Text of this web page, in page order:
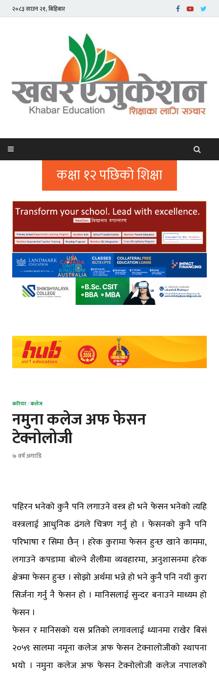
२०८३ साउन २१, बिहिबार
कक्षा १२ पछिको शिक्षा
करियर/कलेज
नमुना कलेज अफ फेसन
टेक्नोलोजी
७ वर्ष अगाडि
पहिरन भनेको कुनै पनि लगाउने वस्त्र हो भने फेसन भनेको त्यहि
वस्त्रलाई आधुनिक ढंगले चित्रण गर्नु हो । फेसनको कुनै पनि
परिभाषा र सिमा छैन् । हरेक कुरामा फेसन हुन्छ खाने काममा,
लगाउने कपडामा बोल्ने शैलीमा व्यवहारमा, अनुशासनमा हरेक
क्षेत्रमा फेसन हुन्छ । सोझो अर्थमा भन्ने हो भने कुनै पनि नयाँ कुरा
सिर्जना गर्नु नै फेसन हो । मानिसलाई सुन्दर बनाउने माध्यम हो
फेसन ।
फेसन र मानिसको यस प्रतिको लगावलाई ध्यानमा राखेर बिसं
२०५९ सालमा नमूना कलेज अफ फेसन टेक्नालोजीको स्थापना
भयो । नमुना कलेज अफ फेसन टेक्नोलोजी कलेज नपालको